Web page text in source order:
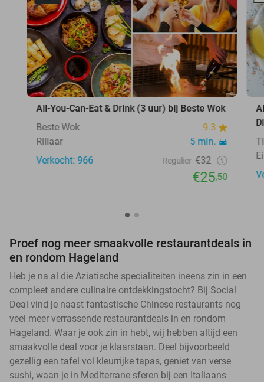
All-You-Can-Eat & Drink (3 uur) bij Beste Wok
Beste Wok
9.3
Rillaar
5 min.
Verkocht: 966
Regulier €32
€25,50
Proef nog meer smaakvolle restaurantdeals in
en rondom Hageland
Heb je na al die Aziatische specialiteiten ineens zin in een
compleet andere culinaire ontdekkingstocht? Bij Social
Deal vind je naast fantastische Chinese restaurants nog
veel meer verrassende restaurantdeals in en rondom
Hageland. Waar je ook zin in hebt, wij hebben altijd een
smaakvolle deal voor je klaarstaan. Deel bijvoorbeeld
gezellig een tafel vol kleurrijke tapas, geniet van verse
sushi, waan je in Mediterrane sferen bij een Italiaans